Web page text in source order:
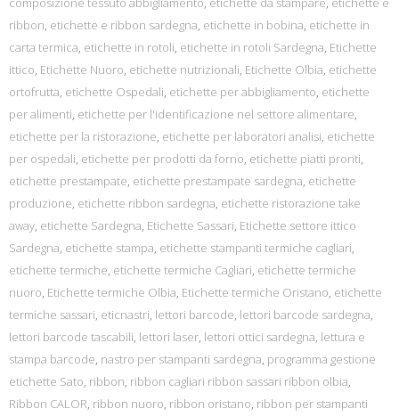
ribbon, etichette e ribbon sardegna, etichette in bobina, etichette in
carta termica, etichette in rotoli, etichette in rotoli Sardegna, Etichette
ittico, Etichette Nuoro, etichette nutrizionali, Etichette Olbia, etichette
ortofrutta, etichette Ospedali, etichette per abbigliamento, etichette
per alimenti, etichette per l'identificazione nel settore alimentare,
etichette per la ristorazione, etichette per laboratori analisi, etichette
per ospedali, etichette per prodotti da forno, etichette piatti pronti,
etichette prestampate, etichette prestampate sardegna, etichette
produzione, etichette ribbon sardegna, etichette ristorazione take
away, etichette Sardegna, Etichette Sassari, Etichette settore ittico
Sardegna, etichette stampa, etichette stampanti termiche cagliari,
etichette termiche, etichette termiche Cagliari, etichette termiche
nuoro, Etichette termiche Olbia, Etichette termiche Oristano, etichette
termiche sassari, eticnastri, lettori barcode, lettori barcode sardegna,
lettori barcode tascabili, lettori laser, lettori ottici sardegna, lettura e
stampa barcode, nastro per stampanti sardegna, programma gestione
etichette Sato, ribbon, ribbon cagliari ribbon sassari ribbon olbia,
Ribbon CALOR, ribbon nuoro, ribbon oristano, ribbon per stampanti